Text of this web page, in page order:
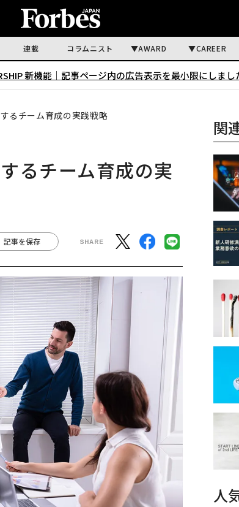
連載 コラムニスト AWARD CAREER
新機能｜ 記事ページ内の広告表示を最小限にしまし
るチーム育成の実践戦略
るチーム育成の実
記事を保存
関
人